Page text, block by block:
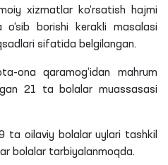
xizmatlar ko‘rsatish hajmi
borishi kerakli masalasi
sifatida belgilangan.
onaqaramog‘idan mahrum
21 ta bolalar muassasasi
ta oilaviy bolalar uylari tashkil
bolalar tarbiyalanmoqda.